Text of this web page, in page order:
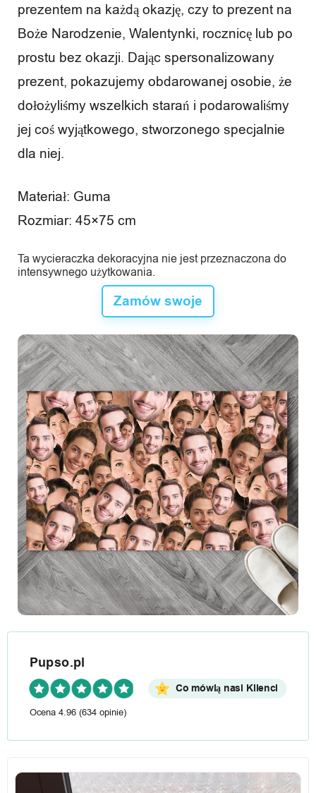
prezentem na każdą okazję, czy to prezent na
Boże Narodzenie, Walentynki, rocznicę lub po
prostu bez okazji. Dając spersonalizowany
prezent, pokazujemy obdarowanej osobie, że
dołożyliśmy wszelkich starań i podarowaliśmy
jej coś wyjątkowego, stworzonego specjalnie
dla niej.
Materiał: Guma
Rozmiar: 45×75 cm
Ta wycieraczka dekoracyjna nie jest przeznaczona do
intensywnego użytkowania.
Zamów swoje
Pupso.pl
Co mówią nasi Klienci
Ocena 4.96 (634 opinie)